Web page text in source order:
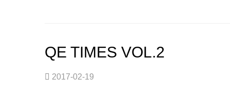
QE TIMES VOL.2
2017-02-19